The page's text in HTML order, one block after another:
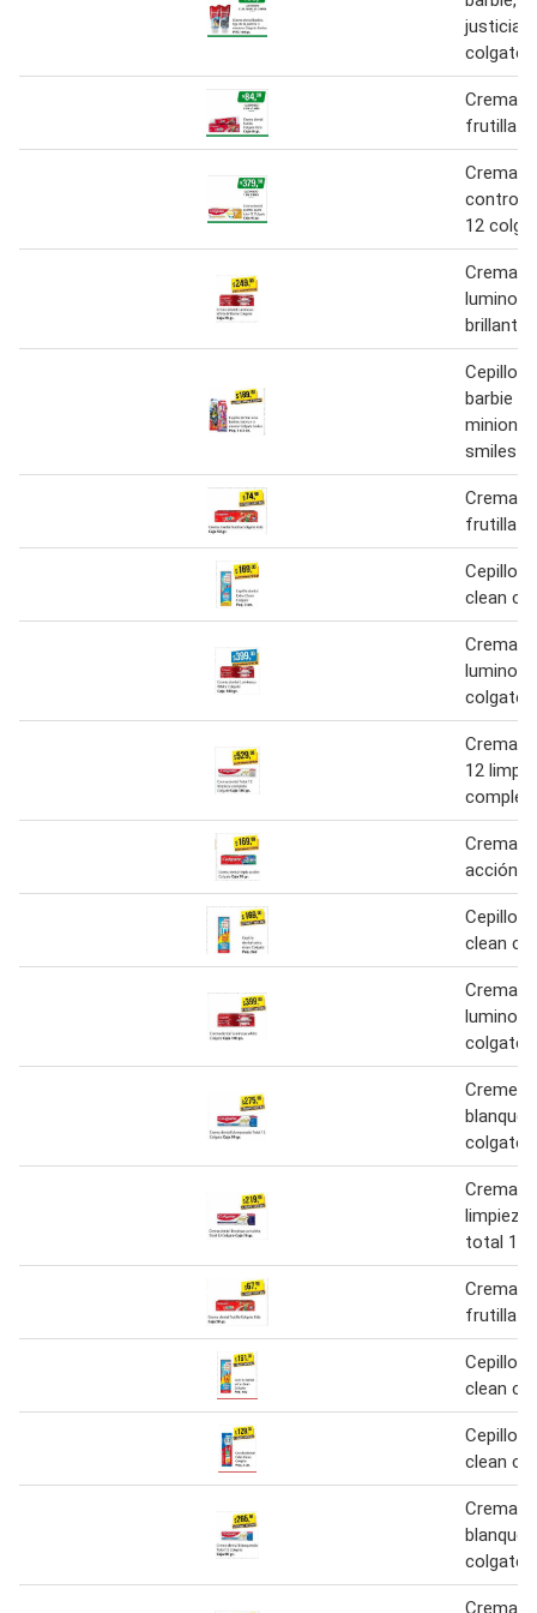
justicia
colgate
Crema
frutilla
Crema
control
12
Crema
brillante
Cepillo
barbie
minion
smiles
Crema
frutilla
Cepillo
clean
Crema
colgate
Crema
12
Crema
acción
Cepillo
clean
Crema
colgate
Creme
colgate
Crema
limpieza
total 12
Crema
frutilla
Cepillo
clean
Cepillo
clean
Crema
colgate
Crema